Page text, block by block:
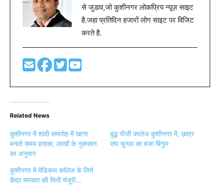
से जुडाव,जो कुशीनगर लोकप्रिय न्यूज़ साइट
है.जहा प्रतिदिन हजारों लोग साइट पर विजिट
करते है.
Related News
कुशीनगर में शादी समारोह में खाना
बनाते समय हादसा, लाखों के नुकसान
का अनुमान
बुद्ध पीजी कालेज कुशीनगर में, छात्र
संघ चुनाव का बजा बिगुल
कुशीनगर में मेडिकल कॉलेज के लिये
केंद्र सरकार की मिली मंजूरी…